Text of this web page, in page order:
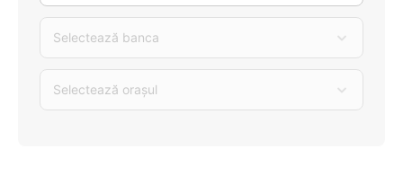
Selectează banca
Selectează orașul